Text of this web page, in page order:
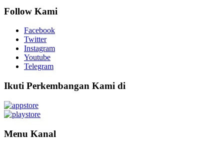
Follow Kami
Facebook
Twitter
Instagram
Youtube
Telegram
Ikuti Perkembangan Kami di
Menu Kanal